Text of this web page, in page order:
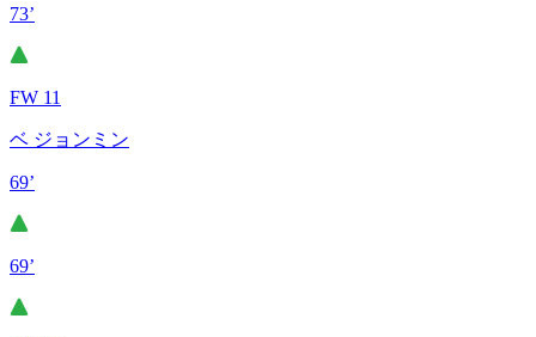
73’
FW 11
ベ ジョンミン
69’
69’